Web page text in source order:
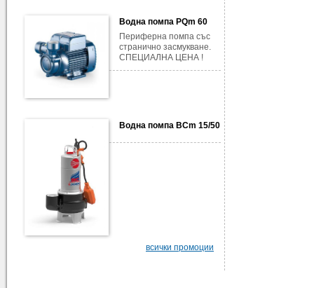
Водна помпа PQm 60
Периферна помпа със
странично засмукване.
СПЕЦИАЛНА ЦЕНА !
Водна помпа BCm 15/50
всички промоции